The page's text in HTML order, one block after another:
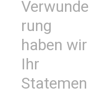
Verwunde
rung
haben wir
Ihr
Statemen